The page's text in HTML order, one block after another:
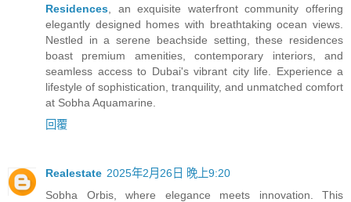
Residences , an exquisite waterfront community offering
elegantly designed homes with breathtaking ocean views.
Nestled in a serene beachside setting, these residences
boast premium amenities, contemporary interiors, and
seamless access to Dubai's vibrant city life. Experience a
lifestyle of sophistication, tranquility, and unmatched comfort
at Sobha Aquamarine.
回覆
Realestate 2025年2月26日 晚上9:20
Sobha Orbis, where elegance meets innovation. This